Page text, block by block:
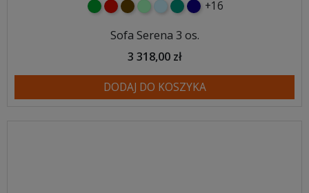
zielonyczerwony
czekoladowy
miętowybłękitnyturkusowy
granatowy
+16
Sofa Serena 3 os.
3 318,00 zł
DODAJ DO KOSZYKA